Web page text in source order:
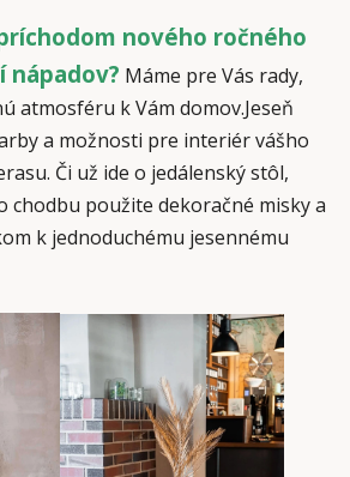
nového ročného
nápadov? Máme pre Vás rady,
atmosféru k Vám domov.Jeseň
a možnosti pre interiér vášho
Či už ide o jedálenský stôl,
chodbu použite dekoračné misky a
k jednoduchému jesennému